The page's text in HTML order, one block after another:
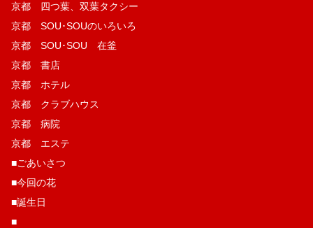
京都 四つ葉、双葉タクシー
京都 SOU･SOUのいろいろ
京都 SOU･SOU 在釜
京都 書店
京都 ホテル
京都 クラブハウス
京都 病院
京都 エステ
■ごあいさつ
■今回の花
■誕生日
■